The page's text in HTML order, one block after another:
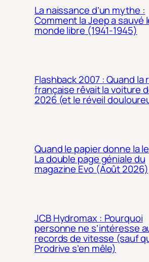
La naissance d’un mythe :
Comment la Jeep a sauvé
monde libre (1941-1945)
Flashback 2007 : Quand la
française rêvait la voiture
2026 (et le réveil
Quand le papier donne la
La double page géniale du
magazine Evo (Août 2026)
JCB Hydromax : Pourquoi
personne ne s’intéresse
records de vitesse (sauf
Prodrive s’en mêle)